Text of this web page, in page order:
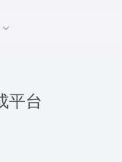
平台